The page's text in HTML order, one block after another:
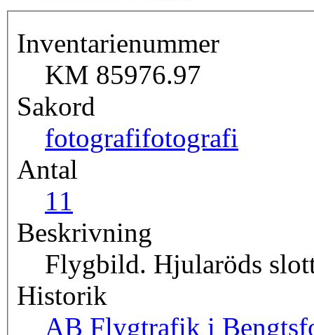
Inventarienummer
KM 85976.97
Sakord
fotografifotografi
Antal
11
Beskrivning
Flygbild. Hjularöds
Historik
AB Flygtrafik i